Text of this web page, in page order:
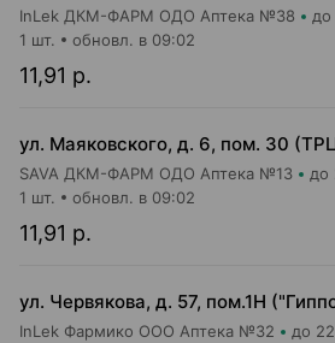
InLek ДКМ-ФАРМ ОДО Аптека №38
11,91 р.
1 шт. обновл. в 09:02
SAVA ДКМ-ФАРМ ОДО Аптека №13 до
11,91 р.
1 шт. обновл. в 09:02
ул. Червякова, д. 57, пом.1Н
InLek Фармико ООО Аптека №32 до